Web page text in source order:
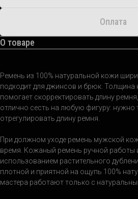
Оплата
О товаре
Ремень из 100% натуральной кожи
подходит для джинсов и брюк.
помогает скорректировать длину
отлично сесть на любую фигуру: нужно
отрегулировать длину ремня.
При должном уходе ремень мужской
время. Кожаный ремень ручной работы
использованием растительного
плотной и приятной на ощупь 100%
мастера работают только с